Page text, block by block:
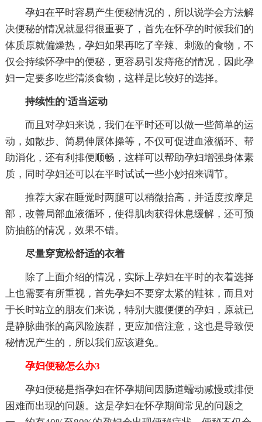
孕妇在平时容易产生便秘情况的，所以说学会方法解
决便秘的情况就显得很重要了，首先在怀孕的时候我们的
体质原就偏燥热，孕妇如果再吃了辛辣、刺激的食物，不
仅会持续怀孕中的便秘，更容易引发痔疮的情况，因此孕
妇一定要多吃些清淡食物，这样是比较好的选择。
持续性的'适当运动
而且对孕妇来说，我们在平时还可以做一些简单的运
动，如散步、简易伸展体操等，不仅可促进血液循环、帮
助消化，还有利排便顺畅，这样可以帮助孕妇增强身体素
质，同时孕妇还可以在平时试试一些小妙招来调节。
推荐大家在睡觉时两腿可以稍微抬高，并适度按摩足
部，改善局部血液循环，使得肌肉获得休息缓解，还可预
防抽筋的情况，效果不错。
尽量穿宽松舒适的衣着
除了上面介绍的情况，实际上孕妇在平时的衣着选择
上也需要有所重视，首先孕妇不要穿太紧的鞋袜，而且对
于长时站立的朋友们来说，特别大腹便便的孕妇，原就已
是静脉曲张的高风险族群，更应加倍注意，这也是导致便
秘情况产生的，所以我们应该避免。
孕妇便秘怎么办3
孕妇便秘是指孕妇在怀孕期间因肠道蠕动减慢或排便
困难而出现的问题。这是孕妇在怀孕期间常见的问题之